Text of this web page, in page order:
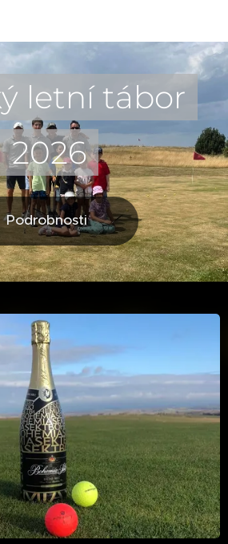
letní tábor
2026
Podrobnosti